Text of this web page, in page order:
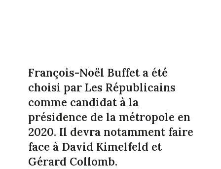
François-Noël Buffet a été
choisi par Les Républicains
comme candidat à la
présidence de la métropole en
2020. Il devra notamment faire
face à David Kimelfeld et
Gérard Collomb.